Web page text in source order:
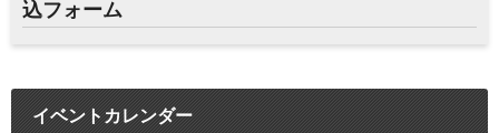
込フォーム
イベントカレンダー